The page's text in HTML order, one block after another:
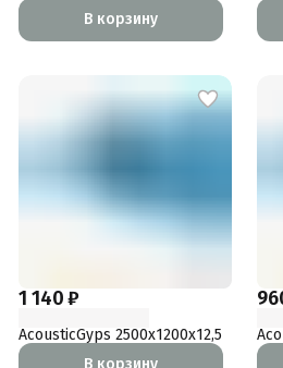
В корзину
1 140 ₽
AcousticGyps 2500x1200x12,5
В корзину